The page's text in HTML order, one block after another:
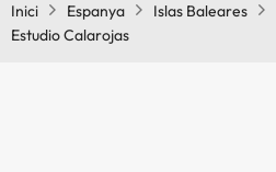
Inici Espanya Islas Baleares
Estudio Calarojas